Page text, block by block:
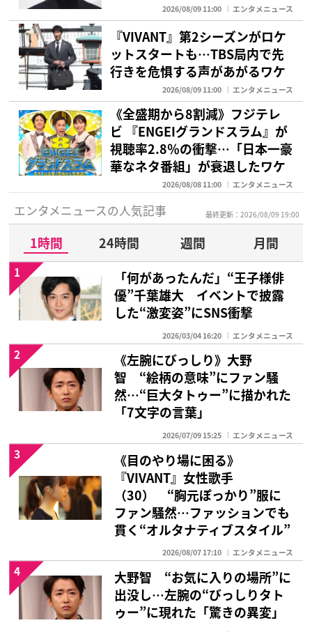
2026/08/09 11:00 エンタメニュース
『VIVANT』第2シーズンがロケ
ットスタートも…TBS局内で先
行きを危惧する声があがるワケ
2026/08/09 11:00 エンタメニュース
《全盛期から8割減》フジテレ
ビ 『ENGEIグランドスラム』が
視聴率2.8％の衝撃…「日本一豪
華なネタ番組」が衰退したワケ
2026/08/08 11:00 エンタメニュース
エンタメニュースの人気記事 最終更新：2026/08/09 19:00
1時間 24時間 週間
月間
「何があったんだ」“王子様俳
優”千葉雄大 イベントで披露
した“激変姿”にSNS衝撃
2026/03/04 16:20 エンタメニュース
1
《左腕にびっしり》大野
智 “絵柄の意味”にファン騒
然…“巨大タトゥー”に描かれた
「7文字の言葉」
2026/07/09 15:25 エンタメニュース
2
《目のやり場に困る》
『VIVANT』女性歌手
（30） “胸元ぽっかり”服に
ファン騒然…ファッションでも
貫く“オルタナティブスタイル”
2026/08/07 17:10 エンタメニュース
3
大野智 “お気に入りの場所”に
出没し…左腕の“びっしりタト
ゥー”に現れた「驚きの異変」
4